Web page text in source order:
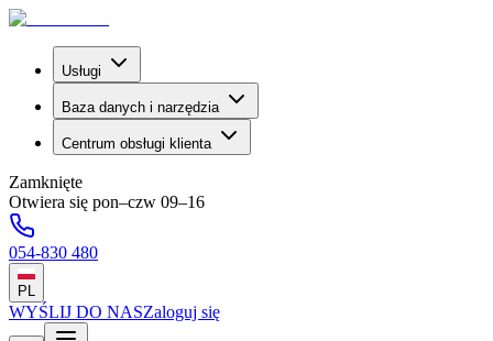
Usługi
Baza danych i narzędzia
Centrum obsługi klienta
Zamknięte
Otwiera się pon–czw 09–16
054-830 480
PL
WYŚLIJ DO NASZaloguj się